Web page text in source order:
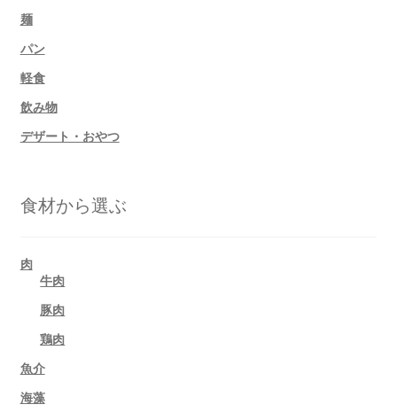
麺
パン
軽食
飲み物
デザート・おやつ
食材から選ぶ
肉
牛肉
豚肉
鶏肉
魚介
海藻